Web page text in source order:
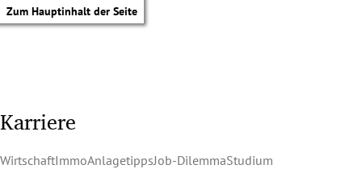
Zum Hauptinhalt der Seite
Karriere
WirtschaftImmoAnlagetippsJob-DilemmaStudium